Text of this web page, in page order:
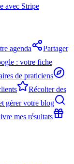
avec Stripe
agenda
Partager
: votre fiche
de praticiens
Récolter des
gérer votre blog
mes résultats